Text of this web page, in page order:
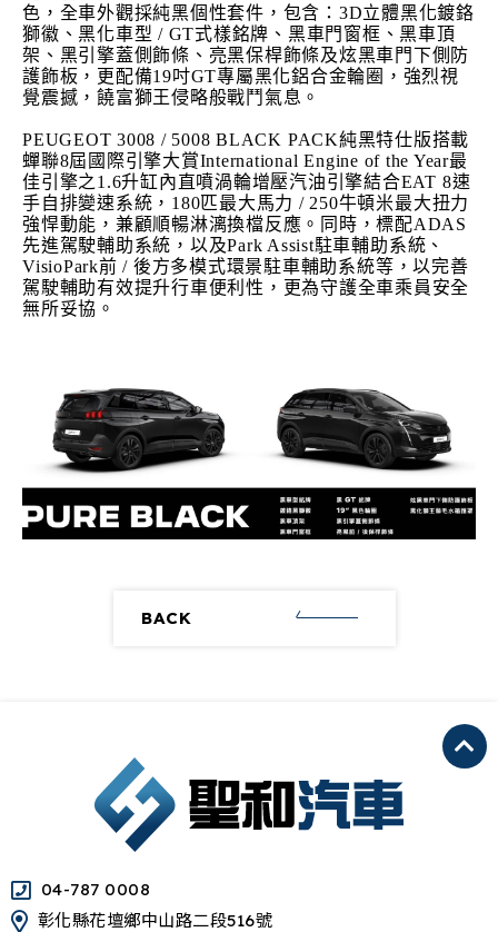
色，全車外觀採純黑個性套件，包含：3D立體黑化鍍鉻
獅徽、黑化車型 / GT式樣銘牌、黑車門窗框、黑車頂
架、黑引擎蓋側飾條、亮黑保桿飾條及炫黑車門下側防
護飾板，更配備19吋GT專屬黑化鋁合金輪圈，強烈視
覺震撼，饒富獅王侵略般戰鬥氣息。
PEUGEOT 3008 / 5008 BLACK PACK純黑特仕版搭載
蟬聯8屆國際引擎大賞International Engine of the Year最
佳引擎之1.6升缸內直噴渦輪增壓汽油引擎結合EAT 8速
手自排變速系統，180匹最大馬力 / 250牛頓米最大扭力
強悍動能，兼顧順暢淋漓換檔反應。同時，標配ADAS
先進駕駛輔助系統，以及Park Assist駐車輔助系統、
VisioPark前 / 後方多模式環景駐車輔助系統等，以完善
駕駛輔助有效提升行車便利性，更為守護全車乘員安全
無所妥協。
BACK
04-787 0008
彰化縣花壇鄉中山路二段516號